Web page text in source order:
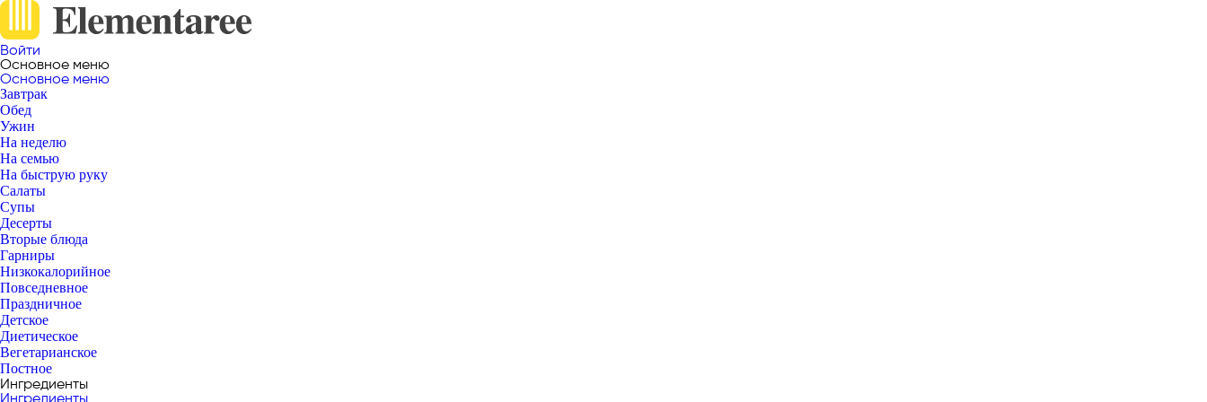
Войти
Основное меню
Основное меню
Завтрак
Обед
Ужин
На неделю
На семью
На быструю руку
Салаты
Супы
Десерты
Вторые блюда
Гарниры
Низкокалорийное
Повседневное
Праздничное
Детское
Диетическое
Вегетарианское
Постное
Ингредиенты
Ингредиенты